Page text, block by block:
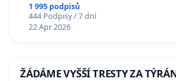
1 995 podpisů
444 Podpisy / 7 dní
22 Apr 2026
ŽÁDÁME VYŠŠÍ TRESTY ZA